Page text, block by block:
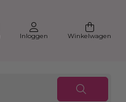
Inloggen Winkelwagen